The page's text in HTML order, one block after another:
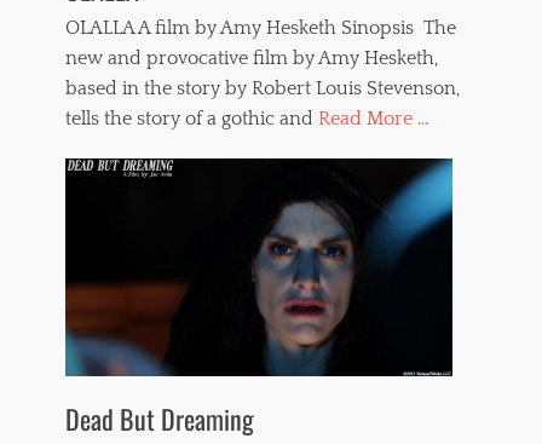
OLALLA A film by Amy Hesketh Sinopsis The
new and provocative film by Amy Hesketh,
based in the story by Robert Louis Stevenson,
tells the story of a gothic and Read More ...
Dead But Dreaming